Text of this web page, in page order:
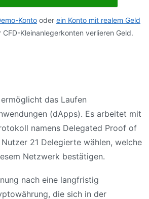
Konto oder ein Konto mit realem Geld
Kleinanlegerkonten verlieren Geld.
das Laufen
(dApps). Es arbeitet mit
namens Delegated Proof of
21 Delegierte wählen, welche
Netzwerk bestätigen.
nach eine langfristig
die sich in der